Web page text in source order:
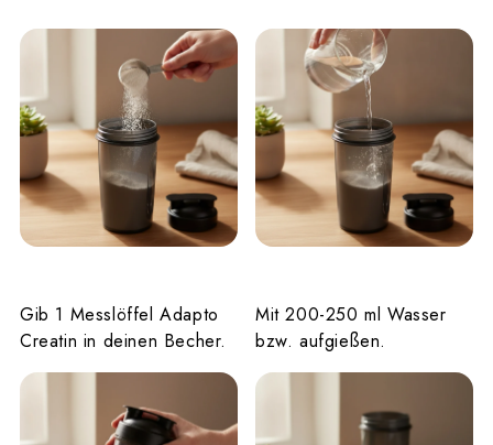
Gib 1 Messlöffel Adapto
Creatin in deinen Becher.
Mit 200-250 ml Wasser
bzw. aufgießen.